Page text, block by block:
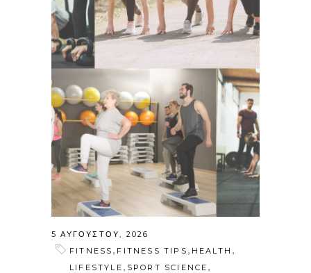
5 ΑΥΓΟΎΣΤΟΥ, 2026
FITNESS , FITNESS TIPS , HEALTH ,
LIFESTYLE , SPORT SCIENCE ,